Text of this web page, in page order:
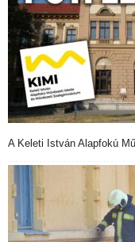
A Keleti István Alapfokú